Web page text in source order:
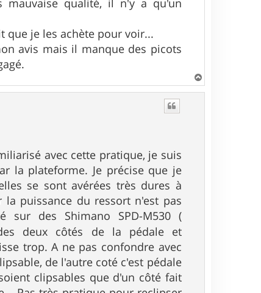
que je les achète pour voir...
avis mais il manque des picots
a
avec cette pratique, je suis
la plateforme. Je précise que je
se sont avérées très dures à
puissance du ressort n'est pas
des Shimano SPD-M530 (
deux côtés de la pédale et
trop. A ne pas confondre avec
de l'autre coté c'est pédale
clipsables que d'un côté fait